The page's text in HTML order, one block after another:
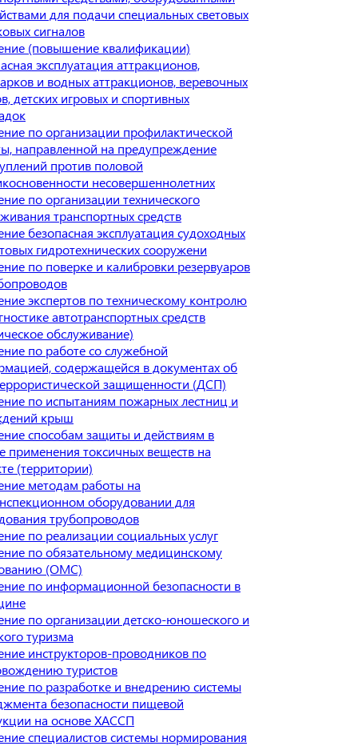
для подачи специальных световых
сигналов
(повышение квалификации)
эксплуатация аттракционов,
и водных аттракционов, веревочных
детских игровых и спортивных
по организации профилактической
направленной на предупреждение
против половой
несовершеннолетних
по организации технического
транспортных средств
безопасная эксплуатация судоходных
гидротехнических сооружени
по поверке и калибровки резервуаров
экспертов по техническому контролю
автотранспортных средств
обслуживание)
по работе со служебной
содержащейся в документах об
защищенности (ДСП)
по испытаниям пожарных лестниц и
крыш
способам защиты и действиям в
применения токсичных веществ на
(территории)
методам работы на
оборудовании для
трубопроводов
по реализации социальных услуг
по обязательному медицинскому
(ОМС)
по информационной безопасности в
по организации детско-юношеского и
туризма
инструкторов-проводников по
туристов
по разработке и внедрению системы
безопасности пищевой
на основе ХАССП
специалистов системы нормирования